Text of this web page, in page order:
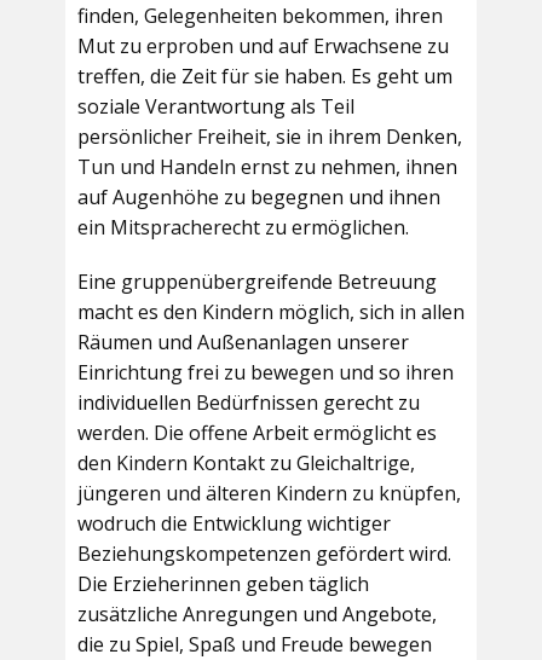
finden, Gelegenheiten bekommen, ihren
Mut zu erproben und auf Erwachsene zu
treffen, die Zeit für sie haben. Es geht um
soziale Verantwortung als Teil
persönlicher Freiheit, sie in ihrem Denken,
Tun und Handeln ernst zu nehmen, ihnen
auf Augenhöhe zu begegnen und ihnen
ein Mitspracherecht zu ermöglichen.
Eine gruppenübergreifende Betreuung
macht es den Kindern möglich, sich in allen
Räumen und Außenanlagen unserer
Einrichtung frei zu bewegen und so ihren
individuellen Bedürfnissen gerecht zu
werden. Die offene Arbeit ermöglicht es
den Kindern Kontakt zu Gleichaltrige,
jüngeren und älteren Kindern zu knüpfen,
wodruch die Entwicklung wichtiger
Beziehungskompetenzen gefördert wird.
Die Erzieherinnen geben täglich
zusätzliche Anregungen und Angebote,
die zu Spiel, Spaß und Freude bewegen